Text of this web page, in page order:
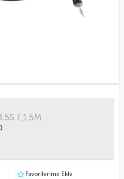
F,1.5M
Favorilerime Ekle